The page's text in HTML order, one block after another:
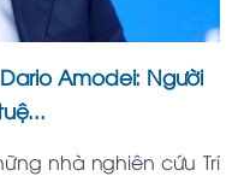
Amodei: Người
nhà nghiên cứu Trí